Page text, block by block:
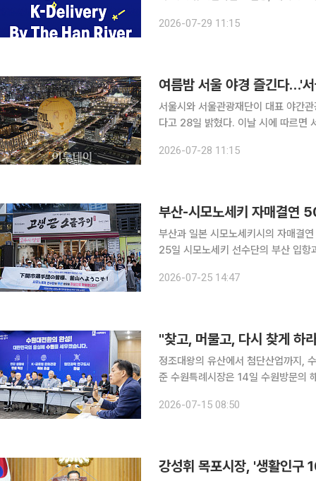
에서 경험하고 싶어하는 대표적인 일
2026-07-29 11:15
여름밤 서울 야경 즐긴다…'
서울시와 서울관광재단이 대표 야간
다고 28일 밝혔다. 이날 시에 따르면 서울달 운영시간을 야간경제 활성화를 위해 8월부터 10월까지
한강공원 문화행사와 연계해 여의도
2026-07-28 11:15
부산-시모노세키 자매결연
부산과 일본 시모노세키시의 자매결
25일 시모노세키 선수단의 부산 입항
오전 관부훼리를 이용해 부산항국제
2026-07-25 14:47
정조대왕의 유산에서 첨단산업까지, 수
준 수원특례시장은 14일 수원방문의
재를 종합하면 이 시장은 14일 시청
2026-07-15 08:50
강성휘 목포시장, '생활인구